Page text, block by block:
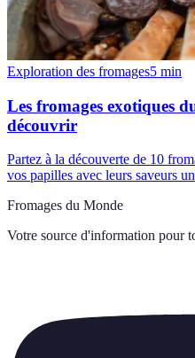
Exploration des fromages5 min
Les fromages exotiques
découvrir
Partez à la découverte de 10
vos papilles avec leurs saveurs
Fromages du Monde
Votre source d'information pour